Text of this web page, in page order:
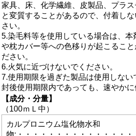
家具、床、化学繊維、皮製品、プラ
と変質することがあるので、付着し
さい。
5.染毛料等を使用している場合は、
や枕カバー等への色移りが起こること
ださい。
6.火気に近づけないでください。
7.使用期限を過ぎた製品は使用しない
封後使用期限内であっても、速やかに
【成分・分量】
（100ｍＬ中）
カルプロニウム塩化物水和
物:・・・・・・・・・・・・・・・